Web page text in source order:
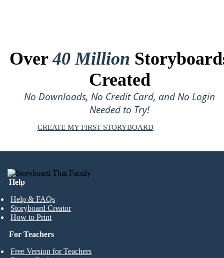
Over40 Million
Created
No Downloads, No Credit Card, and No Login
Needed to Try!
CREATE MY FIRST STORYBOARD
Help
Help & FAQs
Storyboard Creator
How to Print
For Teachers
Free Version for Teachers